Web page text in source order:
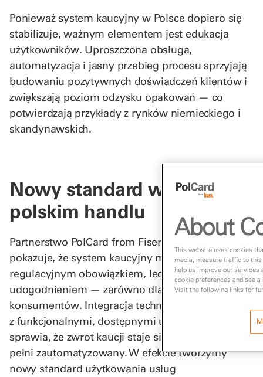
Ponieważ system kaucyjny w Polsce dopiero się
stabilizuje, ważnym elementem jest edukacja
użytkowników. Uproszczona obsługa,
automatyzacja i jasny przebieg procesu sprzyjają
budowaniu pozytywnych doświadczeń klientów i
zwiększają poziom odzysku opakowań — co
potwierdzają przykłady z rynków niemieckiego i
skandynawskich.
Nowy standard wygody w
polskim handlu
Partnerstwo PolCard from Fiserv i REKBOT
pokazuje, że system kaucyjny może być nie tylko
regulacyjnym obowiązkiem, lecz także realnym
udogodnieniem — zarówno dla sklepów, jak i
konsumentów. Integracja technologii płatniczych
z funkcjonalnymi, dostępnymi urządzeniami
sprawia, że zwrot kaucji staje się prosty, szybki i w
pełni zautomatyzowany. W efekcie tworzymy
nowy standard użytkowania usług
About
This website uses cookies
media, measure traffic to
help us improve our services
cookie preferences and see
Visit the following links for